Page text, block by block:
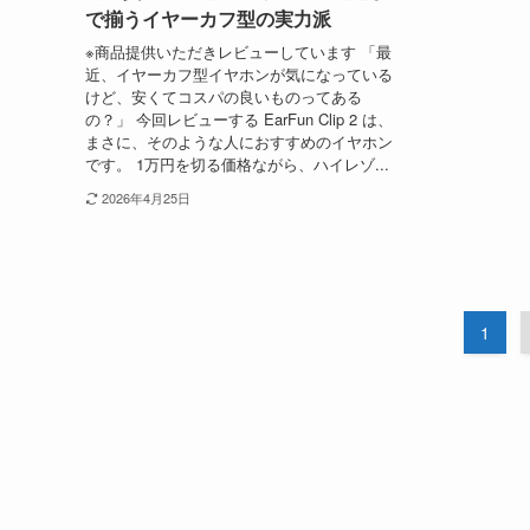
で揃うイヤーカフ型の実力派
※商品提供いただきレビューしています 「最
近、イヤーカフ型イヤホンが気になっている
けど、安くてコスパの良いものってある
の？」 今回レビューする EarFun Clip 2 は、
まさに、そのような人におすすめのイヤホン
です。 1万円を切る価格ながら、ハイレゾ...
2026年4月25日
1